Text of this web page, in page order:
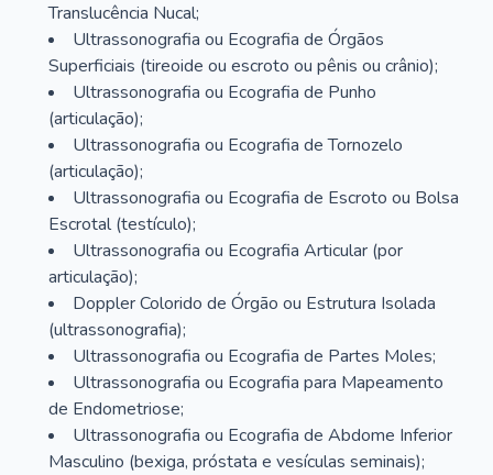
Translucência Nucal;
Ultrassonografia ou Ecografia de Órgãos
Superficiais (tireoide ou escroto ou pênis ou crânio);
Ultrassonografia ou Ecografia de Punho
(articulação);
Ultrassonografia ou Ecografia de Tornozelo
(articulação);
Ultrassonografia ou Ecografia de Escroto ou Bolsa
Escrotal (testículo);
Ultrassonografia ou Ecografia Articular (por
articulação);
Doppler Colorido de Órgão ou Estrutura Isolada
(ultrassonografia);
Ultrassonografia ou Ecografia de Partes Moles;
Ultrassonografia ou Ecografia para Mapeamento
de Endometriose;
Ultrassonografia ou Ecografia de Abdome Inferior
Masculino (bexiga, próstata e vesículas seminais);